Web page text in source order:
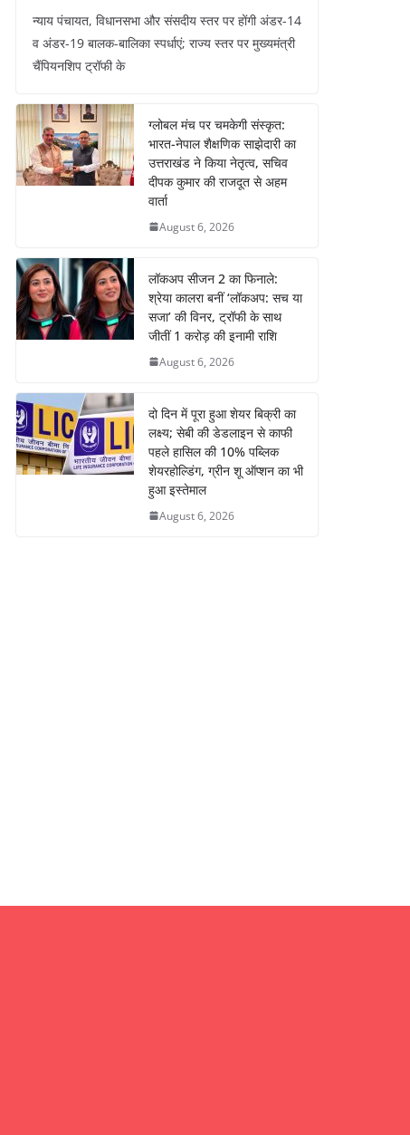
न्याय पंचायत, विधानसभा और संसदीय स्तर पर होंगी अंडर-14
व अंडर-19 बालक-बालिका स्पर्धाएं; राज्य स्तर पर मुख्यमंत्री
चैंपियनशिप ट्रॉफी के
ग्लोबल मंच पर चमकेगी संस्कृत:
भारत-नेपाल शैक्षणिक साझेदारी का
उत्तराखंड ने किया नेतृत्व, सचिव
दीपक कुमार की राजदूत से अहम
वार्ता
August 6, 2026
लॉकअप सीजन 2 का फिनाले:
श्रेया कालरा बनीं ‘लॉकअप: सच या
सजा’ की विनर, ट्रॉफी के साथ
जीतीं 1 करोड़ की इनामी राशि
August 6, 2026
दो दिन में पूरा हुआ शेयर बिक्री का
लक्ष्य; सेबी की डेडलाइन से काफी
पहले हासिल की 10% पब्लिक
शेयरहोल्डिंग, ग्रीन शू ऑप्शन का भी
हुआ इस्तेमाल
August 6, 2026